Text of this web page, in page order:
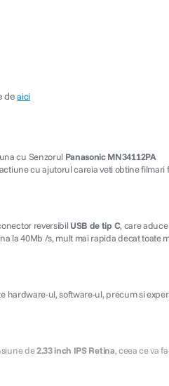
deaici
cu Senzorul Panasonic MN34112PA
cu ajutorul careia veti obtine
reversibilUSB de tip C, care
la 40Mb /s, mult mai rapida decat toate
hardware-ul, software-ul, precum si
de2.33 inch IPS Retina, ceea ce va